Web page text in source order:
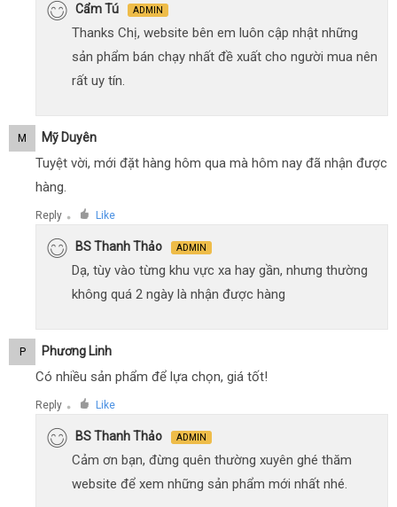
Cẩm Tú ADMIN
Thanks Chị, website bên em luôn cập nhật những
sản phẩm bán chạy nhất đề xuất cho người mua nên
rất uy tín.
M Mỹ Duyên
Tuyệt vời, mới đặt hàng hôm qua mà hôm nay đã nhận được
hàng.
Reply ● Like
BS Thanh Thảo ADMIN
Dạ, tùy vào từng khu vực xa hay gần, nhưng thường
không quá 2 ngày là nhận được hàng
P Phương Linh
Có nhiều sản phẩm để lựa chọn, giá tốt!
Reply ● Like
BS Thanh Thảo ADMIN
Cảm ơn bạn, đừng quên thường xuyên ghé thăm
website để xem những sản phẩm mới nhất nhé.